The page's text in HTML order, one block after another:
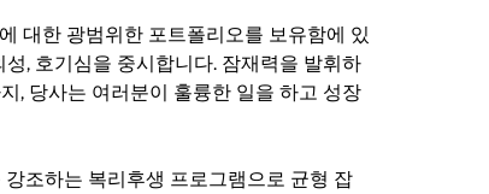
대한 광범위한 포트폴리오를 보유함에 있
, 호기심을 중시합니다. 잠재력을 발휘하
, 당사는 여러분이 훌륭한 일을 하고 성장
조하는 복리후생 프로그램으로 균형 잡